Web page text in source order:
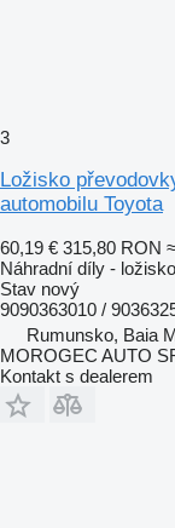
3
Ložisko
automobilu Toyota
60,19 € 315,80 RON
Náhradní díly -
Stav nový
9090363010 /
Rumunsko, Baia
MOROGEC AUTO
Kontakt s dealerem